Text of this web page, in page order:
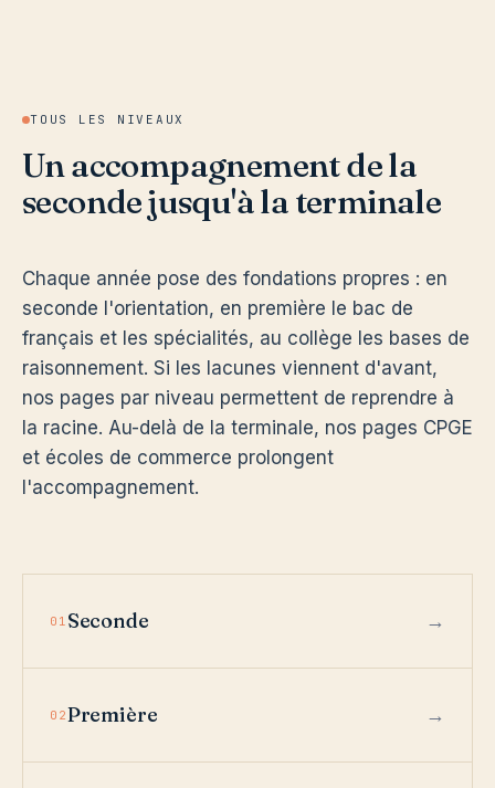
TOUS LES NIVEAUX
Un accompagnement de la
seconde jusqu'à la terminale
Chaque année pose des fondations propres : en
seconde l'orientation, en première le bac de
français et les spécialités, au collège les bases de
raisonnement. Si les lacunes viennent d'avant,
nos pages par niveau permettent de reprendre à
la racine. Au-delà de la terminale, nos pages CPGE
et écoles de commerce prolongent
l'accompagnement.
01 Seconde
02Première